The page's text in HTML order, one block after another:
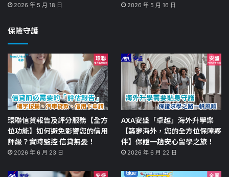
2026 年 5 月 18 日 2026 年 5 月 16 日
保險守護
環聯信貸報告及評分服務【全方
位功能】如何避免影響您的信用
評級？實時監控 信貸無憂！
2026 年 6 月 23 日
AXA安盛「卓越」海外升學樂
【築夢海外，您的全方位保障夥
伴】保證一趟安心留學之旅！
2026 年 6 月 22 日